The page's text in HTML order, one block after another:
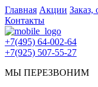
Главная Акции Заказ,
Контакты
+7(495) 64-002-64
+7(925) 507-55-27
МЫ ПЕРЕЗВОНИМ